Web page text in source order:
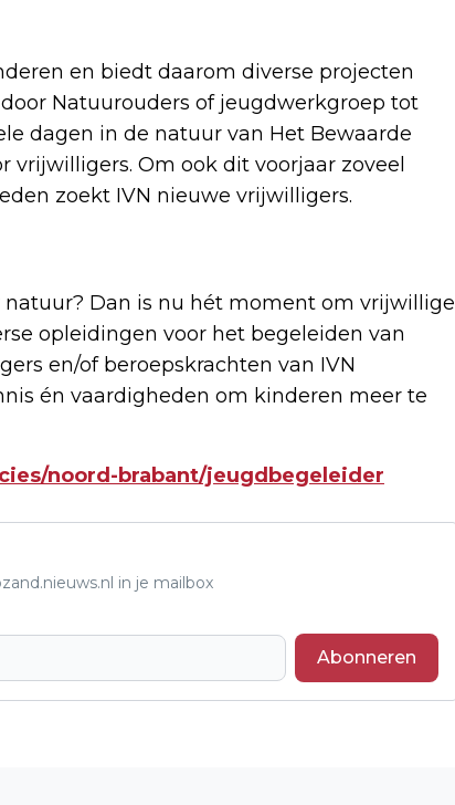
en biedt daarom diverse projecten
Natuurouders of jeugdwerkgroep tot
dagen in de natuur van Het Bewaarde
vrijwilligers. Om ook dit voorjaar zoveel
zoekt IVN nieuwe vrijwilligers.
Dan is nu hét moment om vrijwillige
opleidingen voor het begeleiden van
en/of beroepskrachten van IVN
én vaardigheden om kinderen meer te
noord-brabant/jeugdbegeleider
in je mailbox
Abonneren